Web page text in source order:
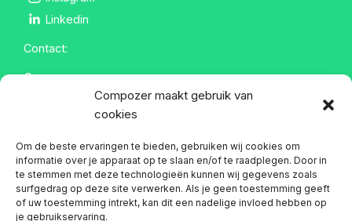
Compozer maakt gebruik van
cookies
Om de beste ervaringen te bieden, gebruiken wij cookies om
informatie over je apparaat op te slaan en/of te raadplegen. Door in
te stemmen met deze technologieën kunnen wij gegevens zoals
surfgedrag op deze site verwerken. Als je geen toestemming geeft
of uw toestemming intrekt, kan dit een nadelige invloed hebben op
je gebruikservaring.
Linkedin
Contact:
Compozer
Spoorstraat 2
6742 DE Lunteren
info@compozer.nl